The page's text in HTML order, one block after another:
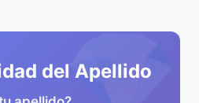
💎
del Apellido